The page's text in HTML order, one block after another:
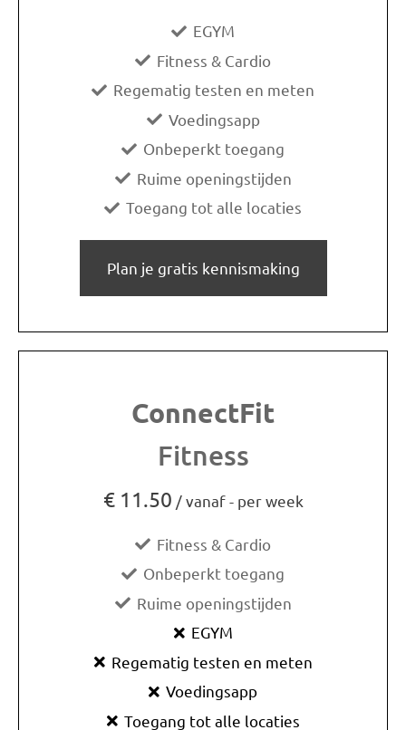
EGYM
Fitness & Cardio
Regematig testen en meten
Voedingsapp
Onbeperkt toegang
Ruime openingstijden
Toegang tot alle locaties
Plan je gratis kennismaking
ConnectFit
Fitness
€ 11.50 / vanaf - per week
Fitness & Cardio
Onbeperkt toegang
Ruime openingstijden
EGYM
Regematig testen en meten
Voedingsapp
Toegang tot alle locaties